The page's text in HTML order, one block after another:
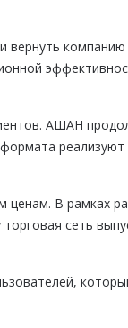
компанию
АШАН
ценам. В рамках
сеть